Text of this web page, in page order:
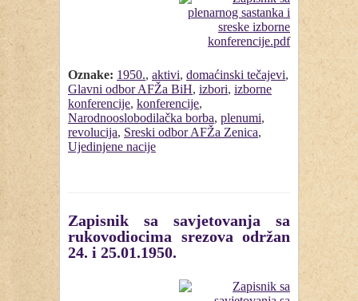
Oznake: 1950., aktivi, domaćinski tečajevi,
Glavni odbor AFŽa BiH, izbori, izborne
konferencije, konferencije,
Narodnooslobodilačka borba, plenumi,
revolucija, Sreski odbor AFŽa Zenica,
Ujedinjene nacije
Zapisnik sa savjetovanja sa
rukovodiocima srezova održan
24. i 25.01.1950.